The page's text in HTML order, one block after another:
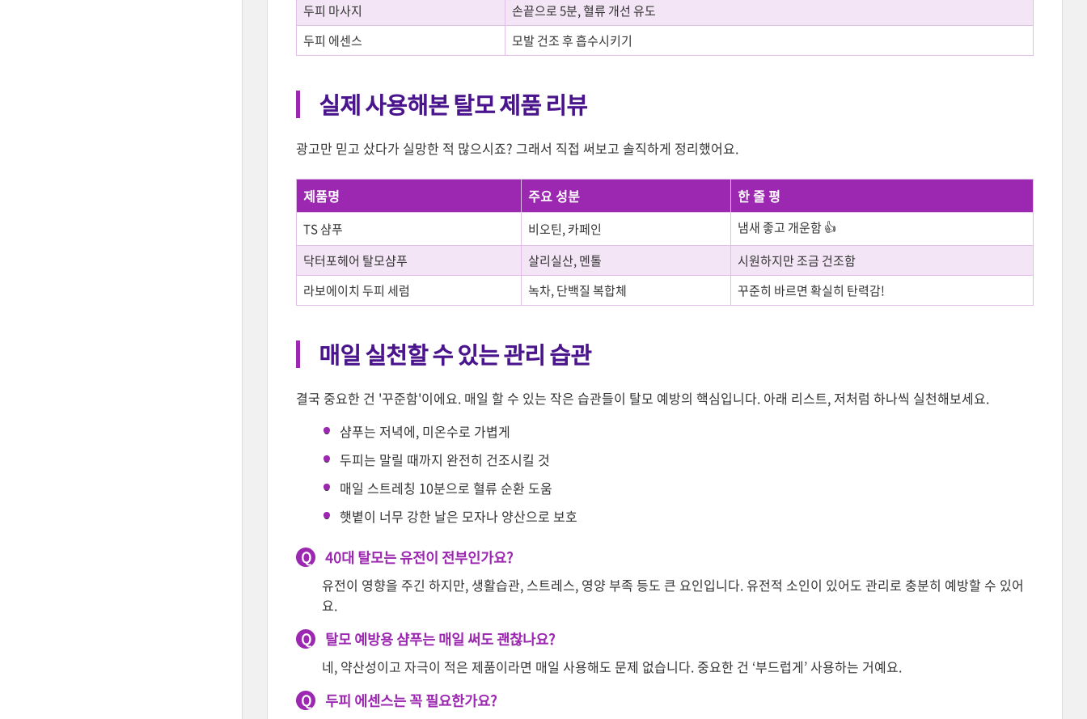
두피 마사지
손끝으로 5분, 혈류 개선 유도
두피 에센스
모발 건조 후 흡수시키기
실제 사용해본 탈모 제품 리뷰
광고만 믿고 샀다가 실망한 적 많으시죠? 그래서 직접 써보고 솔직하게 정리했어요.
제품명 주요 성분 한 줄 평
TS 샴푸 비오틴, 카페인
냄새 좋고 개운함 👍
닥터포헤어 탈모샴푸
살리실산, 멘톨
시원하지만 조금 건조함
라보에이치 두피 세럼
녹차, 단백질 복합체 꾸준히 바르면 확실히 탄력감!
매일 실천할 수 있는 관리 습관
결국 중요한 건 '꾸준함'이에요. 매일 할 수 있는 작은 습관들이 탈모 예방의 핵심입니다. 아래 리스트, 저처럼 하나씩 실천해보세요.
샴푸는 저녁에, 미온수로 가볍게
두피는 말릴 때까지 완전히 건조시킬 것
매일 스트레칭 10분으로 혈류 순환 도움
햇볕이 너무 강한 날은 모자나 양산으로 보호
Q 40대 탈모는 유전이 전부인가요?
유전이 영향을 주긴 하지만, 생활습관, 스트레스, 영양 부족 등도 큰 요인입니다. 유전적 소인이 있어도 관리로 충분히 예방할 수 있어
요.
Q 탈모 예방용 샴푸는 매일 써도 괜찮나요?
네, 약산성이고 자극이 적은 제품이라면 매일 사용해도 문제 없습니다. 중요한 건 ‘부드럽게’ 사용하는 거예요.
Q 두피 에센스는 꼭 필요한가요?